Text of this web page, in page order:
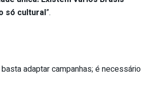
só cultural”.
adaptar campanhas; é necessário